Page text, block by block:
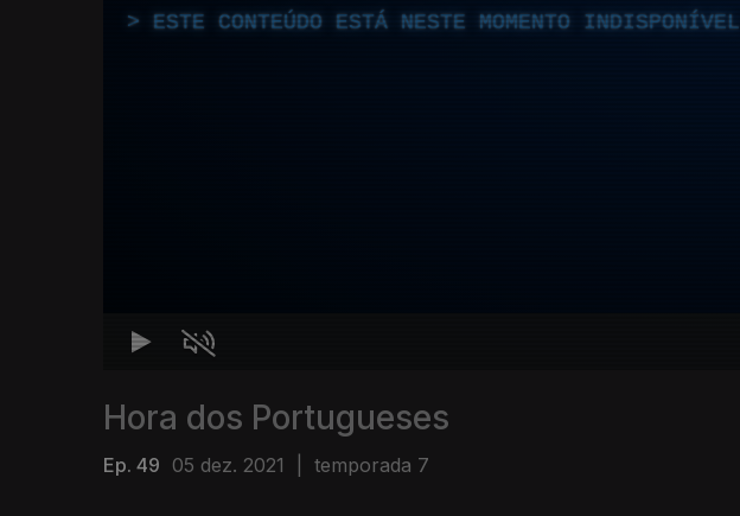
ESTE CONTEÚDO ESTÁ NESTE MOMENTO INDISPONÍVEL
Hora dos Portugueses
Ep. 49 05 dez. 2021 temporada 7